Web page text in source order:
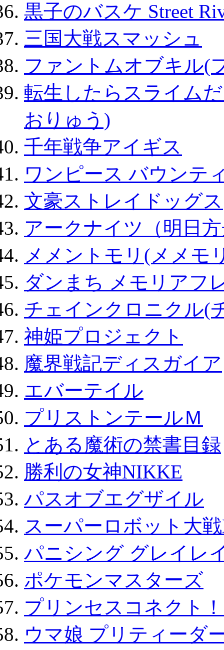
黒子のバスケ Street
三国大戦スマッシュ
ファントムオブキル(
転生したらスライム
おりゅう)
千年戦争アイギス
ワンピース バウンテ
文豪ストレイドッグス
アークナイツ（明日
メメントモリ(メメモ
ダンまち メモリアフ
チェインクロニクル(
神姫プロジェクト
魔界戦記ディスガイア
エバーテイル
プリストンテールＭ
とある魔術の禁書目録
勝利の女神NIKKE
パスオブエグザイル
スーパーロボット大
パニシング グレイレ
ポケモンマスターズ
プリンセスコネクト
ウマ娘 プリティーダ